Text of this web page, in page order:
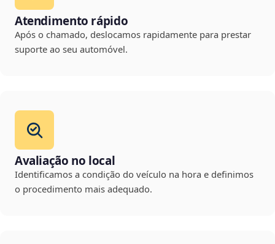
Atendimento rápido
Após o chamado, deslocamos rapidamente para prestar
suporte ao seu automóvel.
Avaliação no local
Identificamos a condição do veículo na hora e definimos
o procedimento mais adequado.